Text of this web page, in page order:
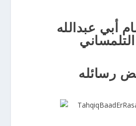
أبي عبدالله
رسائله